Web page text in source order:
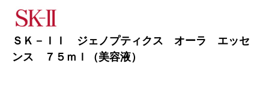
ＳＫ－ＩＩ ジェノプティクス オーラ エッセ
ンス ７５ｍｌ（美容液）